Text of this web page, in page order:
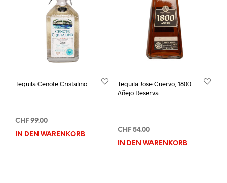
Tequila Cenote Cristalino
CHF 99.00
IN DEN WARENKORB
Tequila Jose Cuervo, 1800
Añejo Reserva
CHF54.00
IN DEN WARENKORB